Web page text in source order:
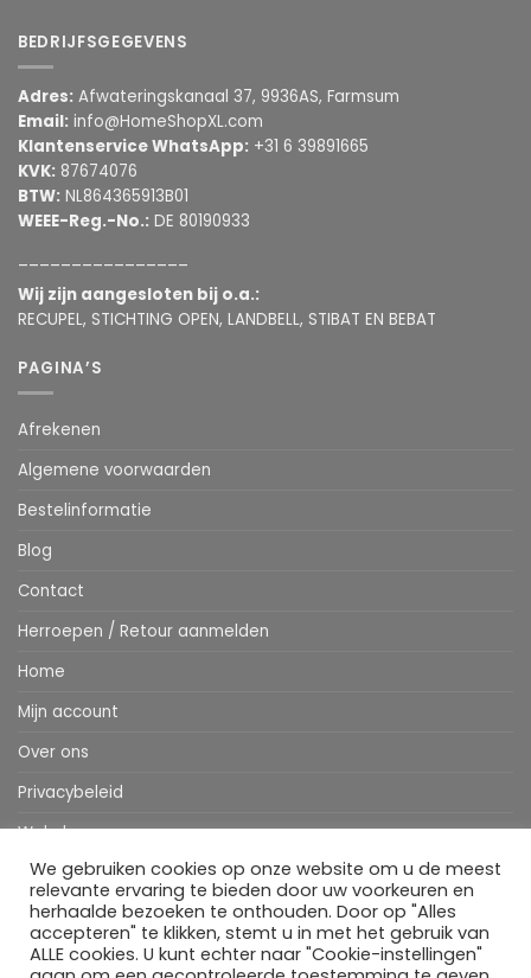
BEDRIJFSGEGEVENS
Adres: Afwateringskanaal 37, 9936AS, Farmsum
Email: info@HomeShopXL.com
Klantenservice WhatsApp: +31 6 39891665
KVK: 87674076
BTW: NL864365913B01
WEEE-Reg.-No.: DE 80190933
Wij zijn aangesloten bij o.a.:
RECUPEL, STICHTING OPEN, LANDBELL, STIBAT EN BEBAT
PAGINA’S
Afrekenen
Algemene voorwaarden
Bestelinformatie
Blog
Contact
Herroepen / Retour aanmelden
Home
Mijn account
Over ons
Privacybeleid
Webshop
Winkelwagen
Stripe MasterCardIDeal BancontactKlarna
Apple
We gebruiken cookies op onze website om u de meest
relevante ervaring te bieden door uw voorkeuren en
herhaalde bezoeken te onthouden. Door op "Alles
accepteren" te klikken, stemt u in met het gebruik van
ALLE cookies. U kunt echter naar "Cookie-instellingen"